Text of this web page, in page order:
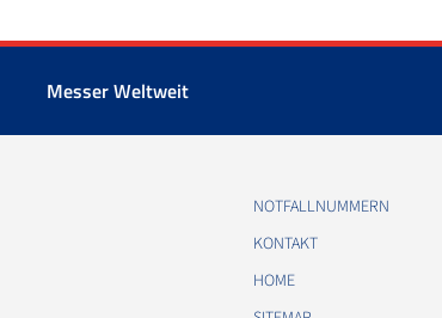
Messer Weltweit
NOTFALLNUMMERN
KONTAKT
HOME